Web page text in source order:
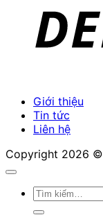
Giới thiệu
Tin tức
Liên hệ
Copyright 2026 ©
Tìm
kiếm: